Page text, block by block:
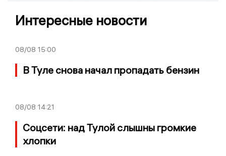
Интересные новости
08/08 15:00
В Туле снова начал пропадать бензин
08/08 14:21
Соцсети: над Тулой слышны громкие
хлопки